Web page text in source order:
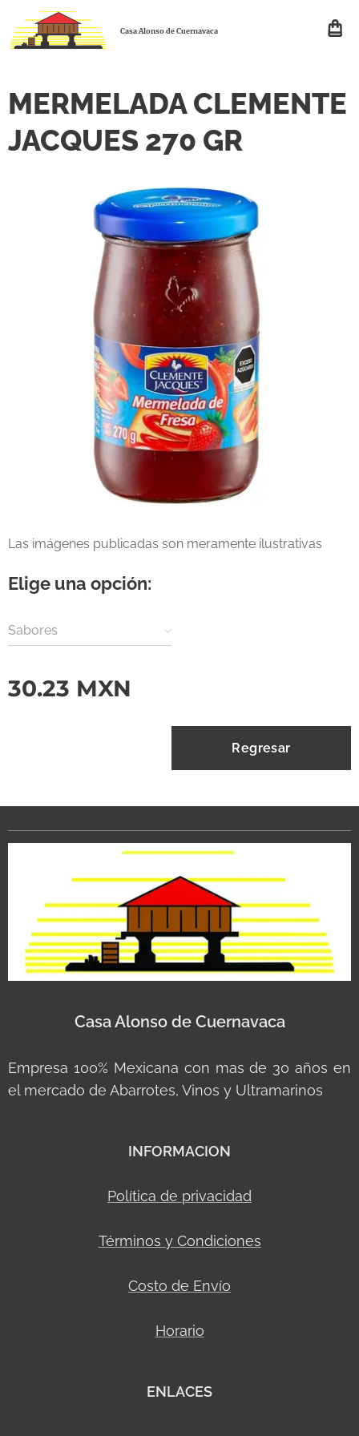
Casa Alonso de Cuernavaca
MERMELADA CLEMENTE
JACQUES 270 GR
Las imágenes publicadas son meramente ilustrativas
Elige una opción:
Sabores
30.23 MXN
Regresar
Casa Alonso de Cuernavaca
Empresa 100% Mexicana con mas de 30 años en
el mercado de Abarrotes, Vinos y Ultramarinos
INFORMACION
Política de privacidad
Términos y Condiciones
Costo de Envío
Horario
ENLACES